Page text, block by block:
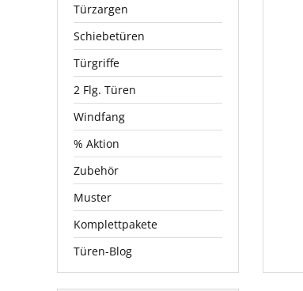
Türzargen
Schiebetüren
Türgriffe
2 Flg. Türen
Windfang
% Aktion
Zubehör
Muster
Komplettpakete
Türen-Blog